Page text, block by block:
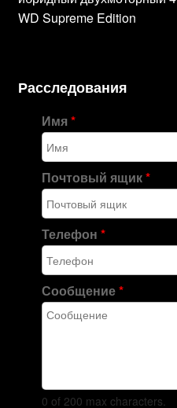
WD Supreme Edition
Расследования
Имя*
Почтовый ящик*
Телефон*
Сообщение*
0 of 200 max characters.